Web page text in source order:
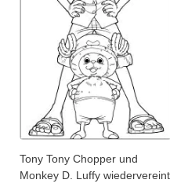
Tony Tony Chopper und
Monkey D. Luffy wiedervereint